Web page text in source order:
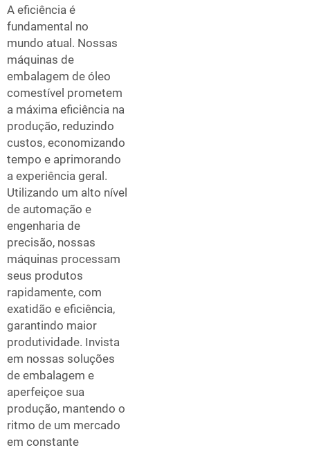
A eficiência é
fundamental no
mundo atual. Nossas
máquinas de
embalagem de óleo
comestível prometem
a máxima eficiência na
produção, reduzindo
custos, economizando
tempo e aprimorando
a experiência geral.
Utilizando um alto nível
de automação e
engenharia de
precisão, nossas
máquinas processam
seus produtos
rapidamente, com
exatidão e eficiência,
garantindo maior
produtividade. Invista
em nossas soluções
de embalagem e
aperfeiçoe sua
produção, mantendo o
ritmo de um mercado
em constante